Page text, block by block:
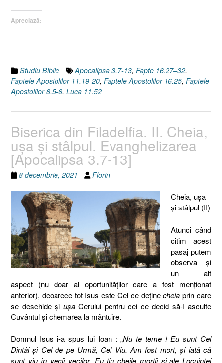
Apreciază:
Studiu Biblic Apocalipsa 3.7-13, Fapte 16.27–32,
Faptele Apostolilor 11.19-20, Faptele Apostolilor 16.25, Faptele
Apostolilor 8.5-6, Luca 11.52
Biserica din Filadelfia. II. Cheia,
uşa şi stâlpul. Evanghelizarea
[Apocalipsa 3.7-13]
8 decembrie, 2021 Florin
Cheia, uşa
şi stâlpul (II)
Atunci când
citim acest
pasaj putem
observa şi
un alt
aspect (nu doar al oportunităţilor care a fost menţionat
anterior), deoarece tot Isus este Cel ce deţinecheia prin care
se deschide şi uşaCerului pentru cei ce decid să-I asculte
Cuvântul şi chemarea la mântuire.
Domnul Isus i-a spus lui Ioan : „Nu te teme ! Eu sunt Cel
Dintâi şi Cel de pe Urmă, Cel Viu. Am fost mort, şi iată că
sunt viu în vecii vecilor. Eu ţin cheile morţii şi ale Locuinţei